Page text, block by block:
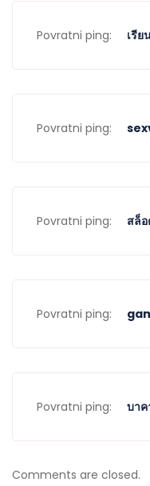
Povratni ping: เรี
Povratni ping:
Povratni ping: สล็
Povratni ping:
Povratni ping: บาค
Comments are closed.